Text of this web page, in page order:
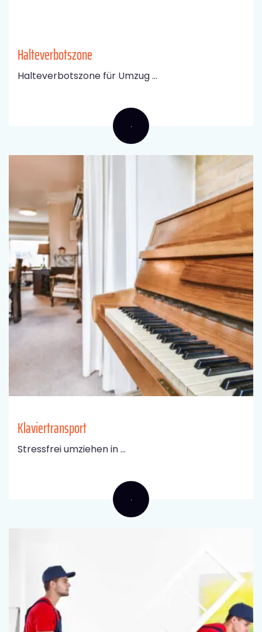
Halteverbotszone
Halteverbotszone für Umzug ...
Klaviertransport
Stressfrei umziehen in ...